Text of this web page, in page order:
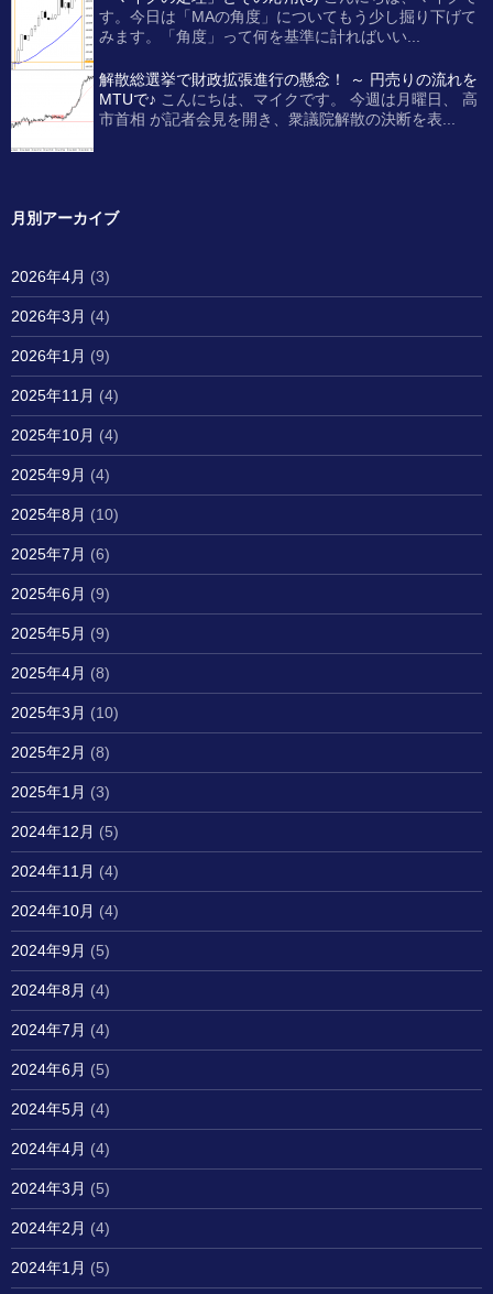
す。今日は「MAの角度」についてもう少し掘り下げて
みます。「角度」って何を基準に計ればいい...
解散総選挙で財政拡張進行の懸念！ ～ 円売りの流れを
MTUで♪ こんにちは、マイクです。 今週は月曜日、 高
市首相 が記者会見を開き、衆議院解散の決断を表...
月別アーカイブ
2026年4月 (3)
2026年3月 (4)
2026年1月 (9)
2025年11月 (4)
2025年10月 (4)
2025年9月 (4)
2025年8月 (10)
2025年7月 (6)
2025年6月 (9)
2025年5月 (9)
2025年4月 (8)
2025年3月 (10)
2025年2月 (8)
2025年1月 (3)
2024年12月 (5)
2024年11月 (4)
2024年10月 (4)
2024年9月 (5)
2024年8月 (4)
2024年7月 (4)
2024年6月 (5)
2024年5月 (4)
2024年4月 (4)
2024年3月 (5)
2024年2月 (4)
2024年1月 (5)